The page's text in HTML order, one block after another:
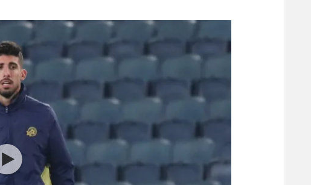
תקנון משתתפים וזוכים בפרסים
תקנון עבור פעילות אלקטרה
תקנון עבור פעילות ספורט 1 – "מרלן"
תנאי שימוש
מדיניות פרטיות
הפועל תל אביב
הפועל באר שבע
מכבי נתניה
בני יהודה